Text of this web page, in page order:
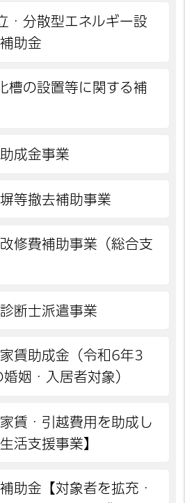
・分散型エネルギー設
助金
槽の設置等に関する補
成金事業
等撤去補助事業
修費補助事業（総合支
断士派遣事業
賃助成金（令和6年3
姻・入居者対象）
賃・引越費用を助成し
活支援事業】
助金【対象者を拡充・